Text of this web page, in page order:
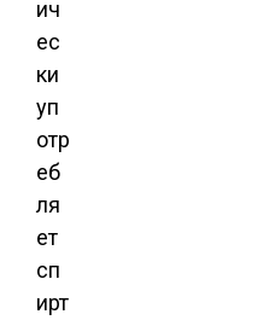
ич
ес
ки
уп
отр
еб
ля
ет
сп
ирт